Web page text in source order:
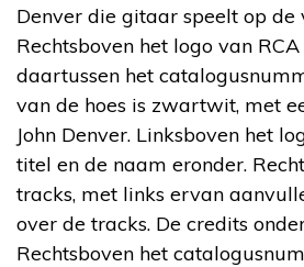
Denver die gitaar speelt op de
Rechtsboven het logo van
daartussen het
van de hoes is zwartwit, met
John Denver. Linksboven het
titel en de naam eronder.
tracks, met links ervan
over de tracks. De credits
Rechtsboven het